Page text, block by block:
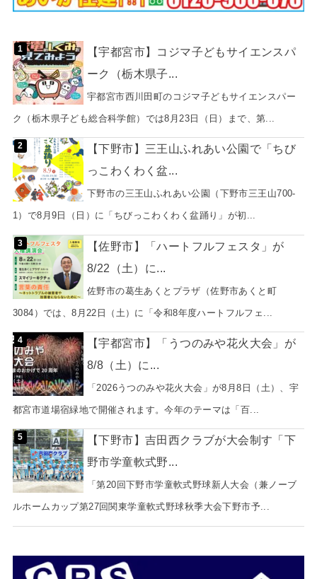
【宇都宮市】コジマ子どもサイエンスパ
ーク（栃木県子...
宇都宮市西川田町のコジマ子どもサイエンスパー
ク（栃木県子ども総合科学館）では8月23日（日）まで、第...
【下野市】三王山ふれあい公園で「ちび
っこわくわく盆...
下野市の三王山ふれあい公園（下野市三王山700-
1）で8月9日（日）に「ちびっこわくわく盆踊り」が初...
【佐野市】「ハートフルフェスタ」が
8/22（土）に...
佐野市の葛生あくとプラザ（佐野市あくと町
3084）では、8月22日（土）に「令和8年度ハートフルフェ...
【宇都宮市】「うつのみや花火大会」が
8/8（土）に...
「2026うつのみや花火大会」が8月8日（土）、宇
都宮市道場宿緑地で開催されます。今年のテーマは「百...
【下野市】吉田西クラブが大会制す「下
野市学童軟式野...
「第20回下野市学童軟式野球新人大会（兼ノーブ
ルホームカップ第27回関東学童軟式野球秋季大会下野市予...